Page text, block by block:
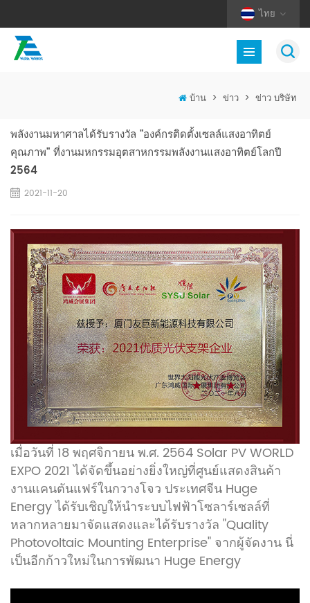
ไทย
บ้าน > ข่าว > ข่าว บริษัท
พลังงานมหาศาลได้รับรางวัล "องค์กรติดตั้งเซลล์แสงอาทิตย์
คุณภาพ" ที่งานมหกรรมอุตสาหกรรมพลังงานแสงอาทิตย์โลกปี
2564
2021-11-20
เมื่อวันที่ 18 พฤศจิกายน พ.ศ. 2564 Solar PV WORLD
EXPO 2021 ได้จัดขึ้นอย่างยิ่งใหญ่ที่ศูนย์แสดงสินค้า
งานแคนตันแฟร์ในกวางโจว ประเทศจีน Huge
Energy ได้รับเชิญให้นำระบบไฟฟ้าโซลาร์เซลล์ที่
หลากหลายมาจัดแสดงและได้รับรางวัล "Quality
Photovoltaic Mounting Enterprise" จากผู้จัดงาน นี่
เป็นอีกก้าวใหม่ในการพัฒนา Huge Energy